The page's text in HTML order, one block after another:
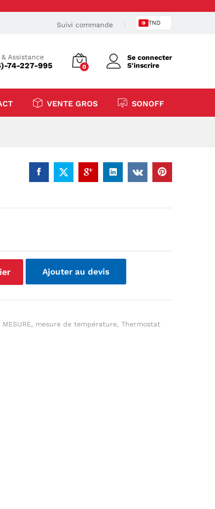
Suivi commande TND
Assistance
74-227-995 0
Se connecter
S'inscrire
VENTE GROS SONOFF
Ajouter au devis
MESURE, mesure de température,Thermostat